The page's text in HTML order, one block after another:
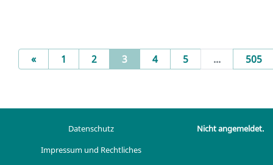
«Previous
1 2 3(current)
4 5 ... 505
Datenschutz
Impressum und Rechtliches
Nicht angemeldet.